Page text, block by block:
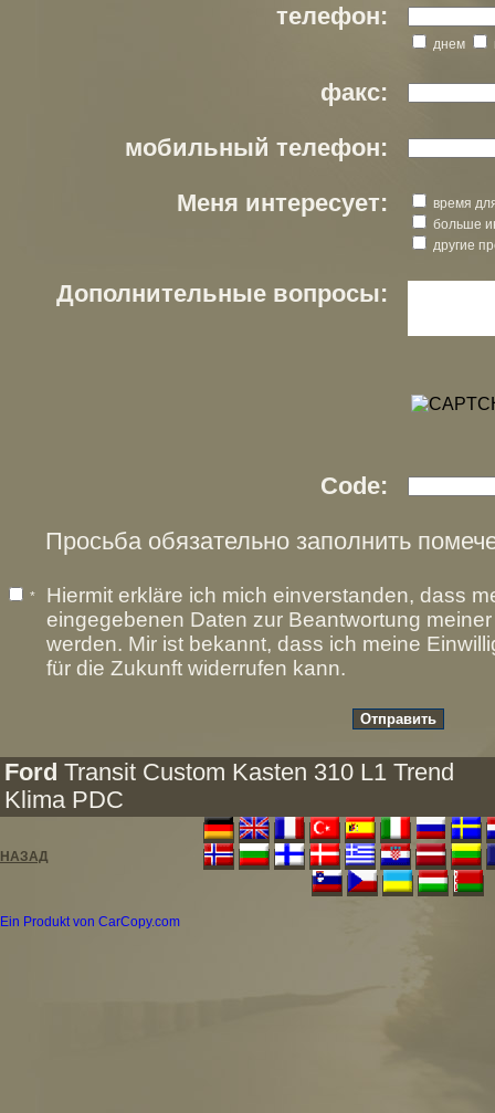
телефон:
днем
факс:
мобильный телефон:
Меня интересует:
время
больше
другие
Дополнительные вопросы:
Code:
Просьба обязательно заполнить
*
Hiermit erkläre ich mich einverstanden, dass
eingegebenen Daten zur Beantwortung
werden. Mir ist bekannt, dass ich meine
für die Zukunft widerrufen kann.
Ford Transit Custom Kasten 310 L1 Trend
Klima PDC
НАЗАД
Ein Produkt von CarCopy.com